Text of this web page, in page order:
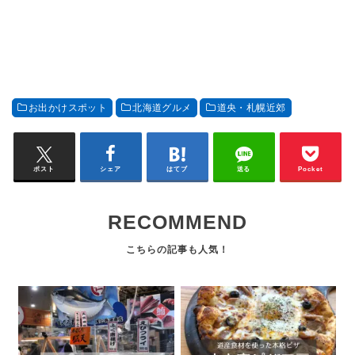
お出かけスポット 北海道グルメ 道央・札幌近郊
ポスト シェア はてブ 送る Pocket
RECOMMEND